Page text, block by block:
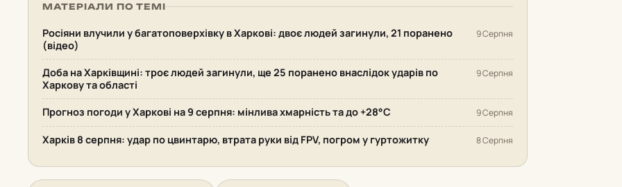
МАТЕРІАЛИ ПО ТЕМІ
Росіяни влучили у багатоповерхівку в Харкові: двоє людей загинули, 21 поранено
(відео)
9 Серпня
Доба на Харківщині: троє людей загинули, ще 25 поранено внаслідок ударів по
Харкову та області
9 Серпня
Прогноз погоди у Харкові на 9 серпня: мінлива хмарність та до +28°С 9 Серпня
Харків 8 серпня: удар по цвинтарю, втрата руки від FPV, погром у гуртожитку 8 Серпня